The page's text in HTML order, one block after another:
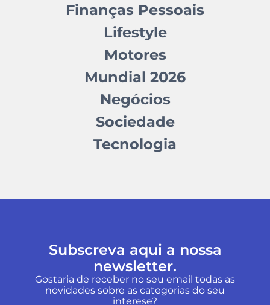
Finanças Pessoais
Lifestyle
Motores
Mundial 2026
Negócios
Sociedade
Tecnologia
Subscreva aqui a nossa
newsletter.
Gostaria de receber no seu email todas as
novidades sobre as categorias do seu
interese?